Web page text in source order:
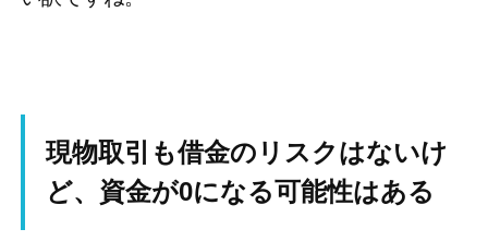
現物取引も借金のリスクはないけ
ど、資金が0になる可能性はある